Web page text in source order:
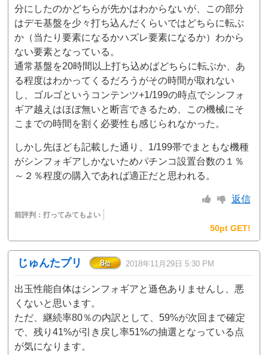
分にしたのかどちらが先かはわからないが、この部分
はデモ基盤を少々打ち込んだくらいではどちらに転ぶ
か（当たり要素になるかハズレ要素になるか）わから
ない要素となっている。
通常基盤を20時間以上打ち込めばどちらに転ぶか、あ
る程度はわかってくるだろうがその時間が取れない
し、ゴルゴというコンテンツ+1/199の時点でシンフォ
ギア越えはほぼ無いと断言できるため、この機械にそ
こまでの時間を割く必要性も感じられなかった。
しかし先ほども記載した通り、1/199帯でまともな機種
がシンフォギアしかないためパチンコ設置台数の１％
～２％程度の購入であれば適正だと思われる。
返信
前評判：打ってみてもよい
50pt GET!
じゅんたプリ 8位 2018年11月29日 5:30 PM
出玉性能自体はシンフォギアと遜色ありませんし、悪
くないと思います。
ただ、継続率80％の内訳として、59%が次回まで確定
で、残り41%が引き戻し率51%の抽選となっている点
が気になります。